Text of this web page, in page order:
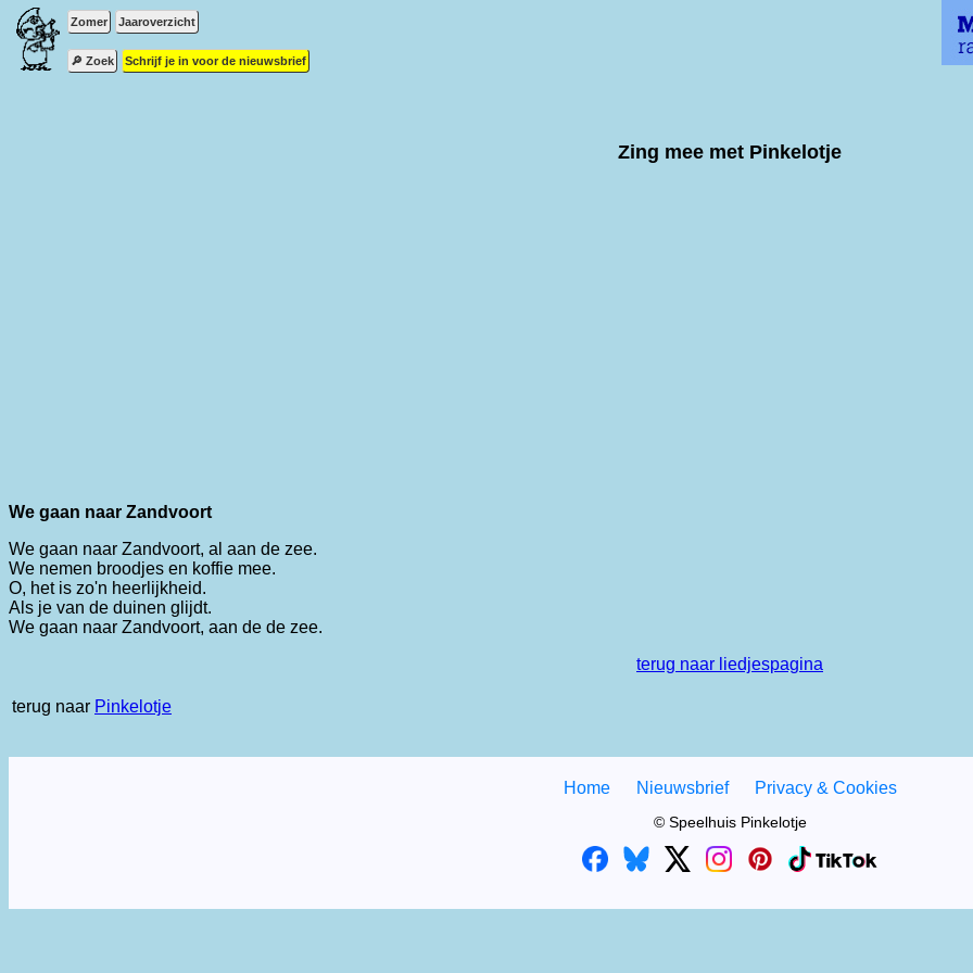
Zomer Jaaroverzicht
🔎 Zoek Schrijf je in voor de nieuwsbrief
Zing mee met Pinkelotje
We gaan naar Zandvoort
We gaan naar Zandvoort, al aan de zee.
We nemen broodjes en koffie mee.
O, het is zo'n heerlijkheid.
Als je van de duinen glijdt.
We gaan naar Zandvoort, aan de de zee.
terug naar liedjespagina
terug naar Pinkelotje
Home Nieuwsbrief Privacy & Cookies
© Speelhuis Pinkelotje